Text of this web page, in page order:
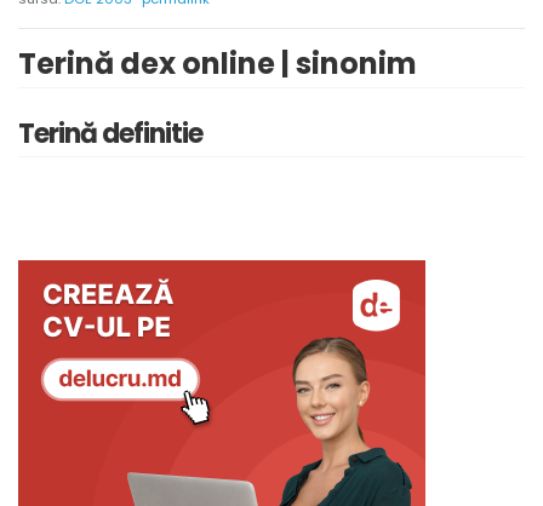
Terină dex online | sinonim
Terină definitie